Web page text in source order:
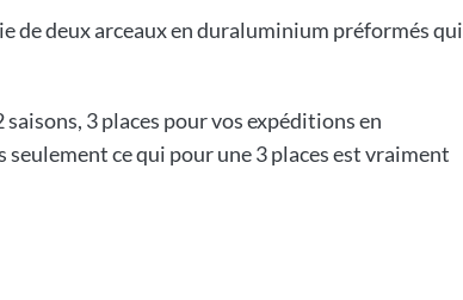
de deux arceaux en duraluminium préformés qui
saisons, 3 places pour vos expéditions en
ce qui pour une 3 places est vraiment